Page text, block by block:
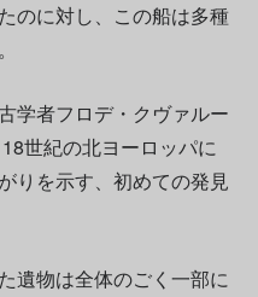
のに対し、この船は多種
学者フロデ・クヴァルー
世紀の北ヨーロッパに
りを示す、初めての発見
遺物は全体のごく一部に